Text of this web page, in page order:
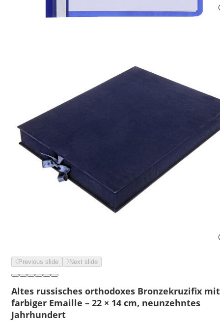
Previous slide Next slide
Altes russisches orthodoxes Bronzekruzifix mit
farbiger Emaille – 22 × 14 cm, neunzehntes
Jahrhundert